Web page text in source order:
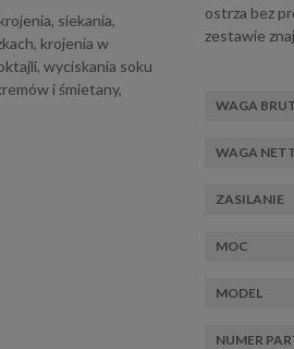
siekania,
krojenia w
wyciskania soku
i śmietany,
ostrza bez
zestawie
WAGA
WAGA
ZASILANIE
MOC
MODEL
NUMER